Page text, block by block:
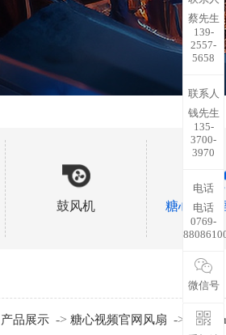
鼓风机 糖心视频
产品展示 -> 糖心视频官网风扇 ->
蔡先生
139-
2557-
5658
联系人
钱先生
135-
3700-
3970
电话
电话
0769-
微信号